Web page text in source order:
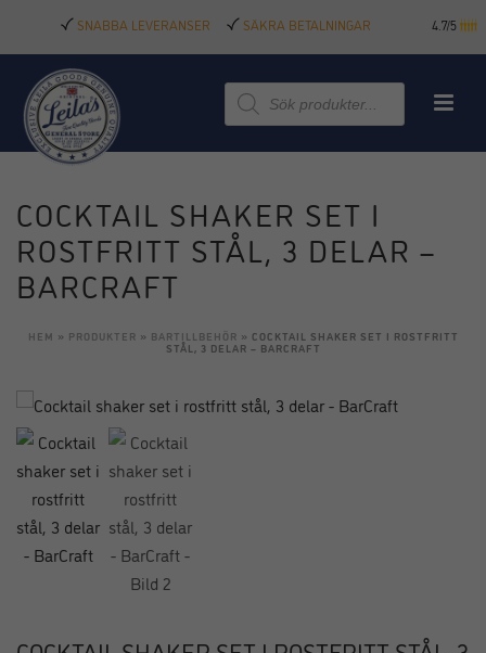
SNABBA LEVERANSER SÄKRA BETALNINGAR 4.7/5
Produktsökning
COCKTAIL SHAKER SET I
ROSTFRITT STÅL, 3 DELAR –
BARCRAFT
HEM » PRODUKTER » BARTILLBEHÖR » COCKTAIL SHAKER SET I ROSTFRITT
STÅL, 3 DELAR – BARCRAFT